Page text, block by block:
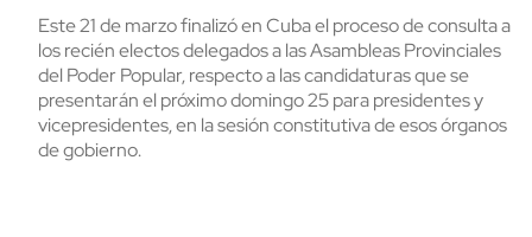
Este 21 de marzo finalizó en Cuba el proceso de consulta a
los recién electos delegados a las Asambleas Provinciales
del Poder Popular, respecto a las candidaturas que se
presentarán el próximo domingo 25 para presidentes y
vicepresidentes, en la sesión constitutiva de esos órganos
de gobierno.